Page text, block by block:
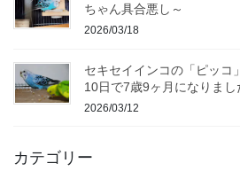
ちゃん具合悪し～
2026/03/18
セキセイインコの「ピッコ
10日で7歳9ヶ月になりまし
2026/03/12
カテゴリー